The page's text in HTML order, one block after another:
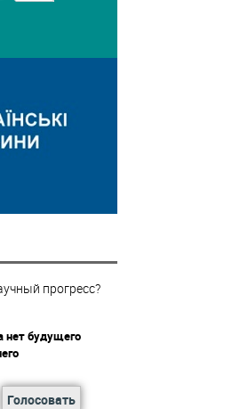
прогресс?
нет будущего
Голосовать